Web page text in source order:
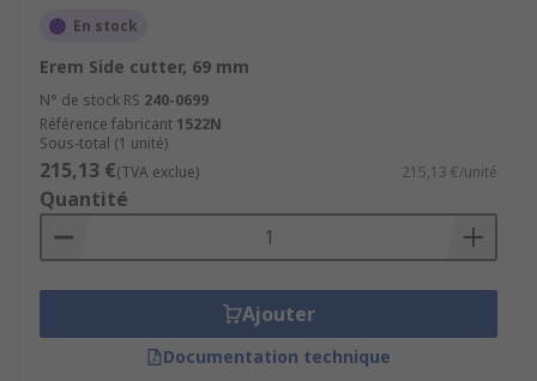
En stock
Erem Side cutter, 69 mm
N° de stock RS 240-0699
Référence fabricant 1522N
Sous-total (1 unité)
215,13 €(TVA exclue) 215,13 €/unité
Quantité
Ajouter
Documentation technique